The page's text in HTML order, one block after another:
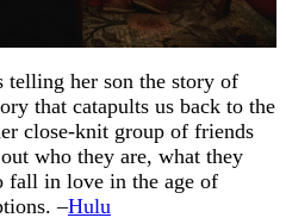
telling her son the story of
that catapults us back to the
close-knit group of friends
who they are, what they
fall in love in the age of
–Hulu